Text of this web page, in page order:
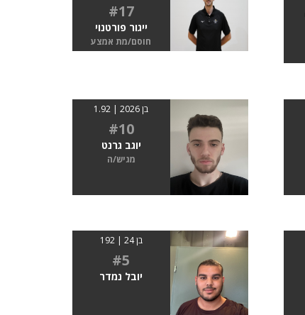
#17
ייגור פורטנוי
חוסם/מת אמצע
בן 2026 | 1.92
#10
יוגב גרנט
מגיש/ה
בן 24 | 192
#5
יובל נמדר